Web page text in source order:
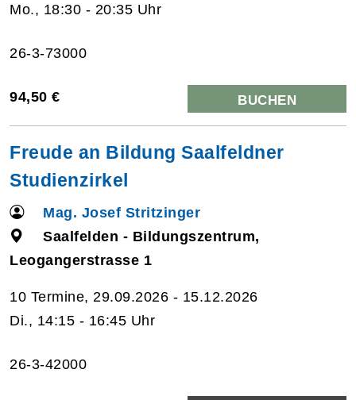
Mo., 18:30 - 20:35 Uhr
26-3-73000
94,50 € BUCHEN
Freude an Bildung Saalfeldner
Studienzirkel
Mag. Josef Stritzinger
Saalfelden - Bildungszentrum,
Leogangerstrasse 1
10 Termine, 29.09.2026 - 15.12.2026
Di., 14:15 - 16:45 Uhr
26-3-42000